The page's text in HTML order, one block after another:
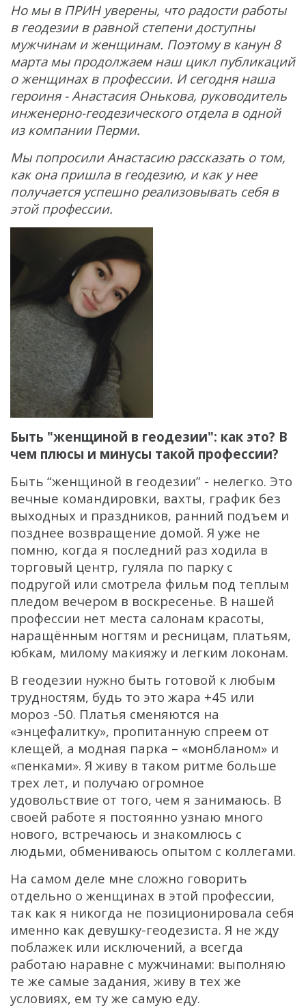
Гидрография
БПВА
МЛЭ
ADCP
ГБО
Датчик качества воды
Распродажа
Но мы в ПРИН уверены, что радости работы
в геодезии в равной степени доступны
мужчинам и женщинам. Поэтому в канун 8
марта мы продолжаем наш цикл публикаций
о женщинах в профессии. И сегодня наша
героиня - Анастасия Онькова, руководитель
инженерно-геодезического отдела в одной
из компании Перми.
Мы попросили Анастасию рассказать о том,
как она пришла в геодезию, и как у нее
получается успешно реализовывать себя в
этой профессии.
Быть "женщиной в геодезии": как это? В
чем плюсы и минусы такой профессии?
Быть “женщиной в геодезии” - нелегко. Это
вечные командировки, вахты, график без
выходных и праздников, ранний подъем и
позднее возвращение домой. Я уже не
помню, когда я последний раз ходила в
торговый центр, гуляла по парку с
подругой или смотрела фильм под теплым
пледом вечером в воскресенье. В нашей
профессии нет места салонам красоты,
наращённым ногтям и ресницам, платьям,
юбкам, милому макияжу и легким локонам.
В геодезии нужно быть готовой к любым
трудностям, будь то это жара +45 или
мороз -50. Платья сменяются на
«энцефалитку», пропитанную спреем от
клещей, а модная парка – «монбланом» и
«пенками». Я живу в таком ритме больше
трех лет, и получаю огромное
удовольствие от того, чем я занимаюсь. В
своей работе я постоянно узнаю много
нового, встречаюсь и знакомлюсь с
людьми, обмениваюсь опытом с коллегами.
На самом деле мне сложно говорить
отдельно о женщинах в этой профессии,
так как я никогда не позиционировала себя
именно как девушку-геодезиста. Я не жду
поблажек или исключений, а всегда
работаю наравне с мужчинами: выполняю
те же самые задания, живу в тех же
условиях, ем ту же самую еду.